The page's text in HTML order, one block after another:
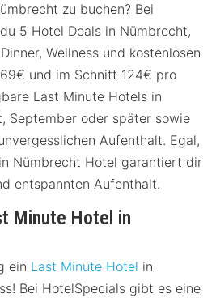
zu buchen? Bei
5 Hotel Deals in Nümbrecht,
Wellness und kostenlosen
und im Schnitt 124€ pro
Last Minute Hotels in
September oder später sowie
Aufenthalt. Egal,
Nümbrecht Hotel garantiert dir
entspannten Aufenthalt.
Minute Hotel in
ein Last Minute Hotel in
Bei HotelSpecials gibt es eine